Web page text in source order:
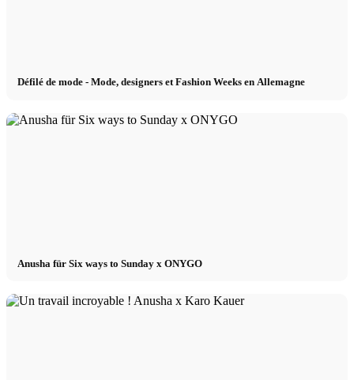
Défilé de mode - Mode, designers et Fashion Weeks en Allemagne
Anusha für Six ways to Sunday x ONYGO